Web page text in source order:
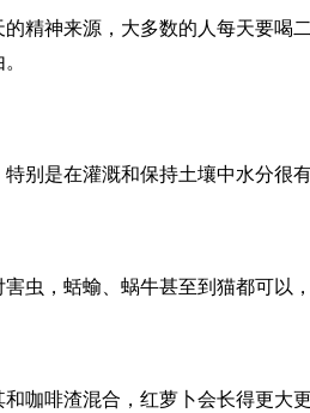
精神来源，大多数的人每天要
别是在灌溉和保持土壤中水分很
虫，蛞蝓、蜗牛甚至到猫都可以
咖啡渣混合，红萝卜会长得更大更